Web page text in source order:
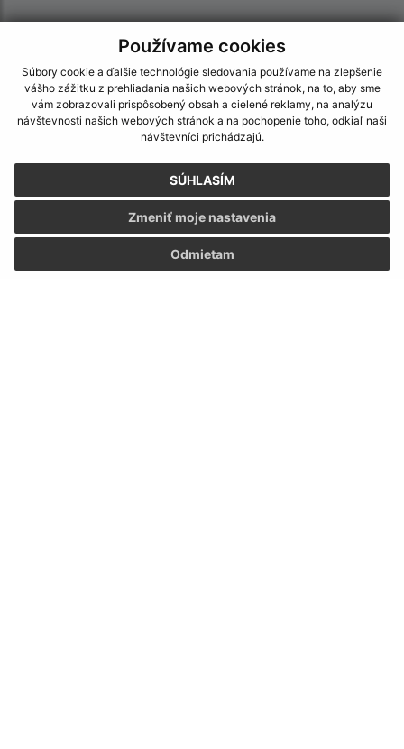
Používame cookies
Súbory cookie a ďalšie technológie sledovania používame na zlepšenie
vášho zážitku z prehliadania našich webových stránok, na to, aby sme
vám zobrazovali prispôsobený obsah a cielené reklamy, na analýzu
návštevnosti našich webových stránok a na pochopenie toho, odkiaľ naši
návštevníci prichádzajú.
SÚHLASÍM
Odmietam
Zmeniť moje nastavenia